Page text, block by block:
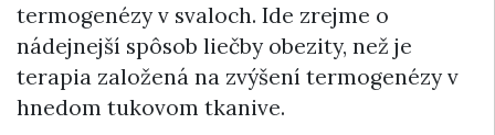
termogenézy v svaloch. Ide zrejme o
nádejnejší spôsob liečby obezity, než je
terapia založená na zvýšení termogenézy v
hnedom tukovom tkanive.